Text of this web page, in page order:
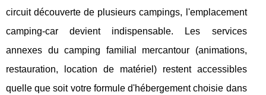
circuit découverte de plusieurs campings, l'emplacement
camping-car devient indispensable. Les services
annexes du camping familial mercantour (animations,
restauration, location de matériel) restent accessibles
quelle que soit votre formule d'hébergement choisie dans